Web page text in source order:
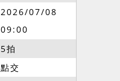
2026/07/08
09:00
5拍
點交